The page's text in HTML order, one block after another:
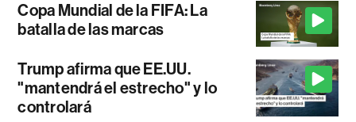
Copa Mundial de la FIFA: La
batalla de las marcas
Trump afirma que EE.UU.
"mantendrá el estrecho" y lo
controlará